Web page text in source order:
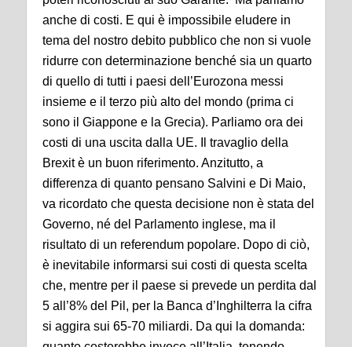
anche di costi. E qui è impossibile eludere in
tema del nostro debito pubblico che non si vuole
ridurre con determinazione benché sia un quarto
di quello di tutti i paesi dell’Eurozona messi
insieme e il terzo più alto del mondo (prima ci
sono il Giappone e la Grecia). Parliamo ora dei
costi di una uscita dalla UE. Il travaglio della
Brexit è un buon riferimento. Anzitutto, a
differenza di quanto pensano Salvini e Di Maio,
va ricordato che questa decisione non è stata del
Governo, né del Parlamento inglese, ma il
risultato di un referendum popolare. Dopo di ciò,
è inevitabile informarsi sui costi di questa scelta
che, mentre per il paese si prevede un perdita dal
5 all’8% del Pil, per la Banca d’Inghilterra la cifra
si aggira sui 65-70 miliardi. Da qui la domanda: